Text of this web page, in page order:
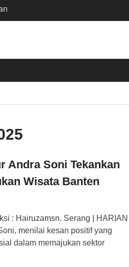
Andra Soni Tekankan
Wisata Banten
: Hairuzamsn. Serang | HARIAN
menilai kesan positif yang
dalam memajukan sektor